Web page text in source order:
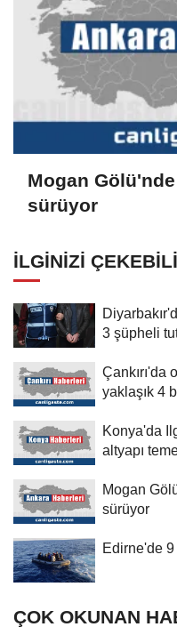
Mogan
sürüyor
İLGINIZI
3 şüpheli
Çankırı'da
yaklaşık 4
Konya'da
altyapı
Mogan
sürüyor
Edirne'de
ÇOK OKUNAN